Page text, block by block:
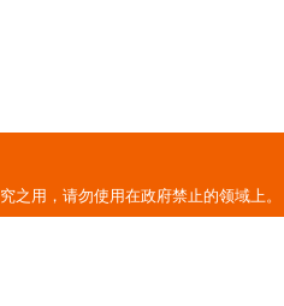
之用，请勿使用在政府禁止的领域上。